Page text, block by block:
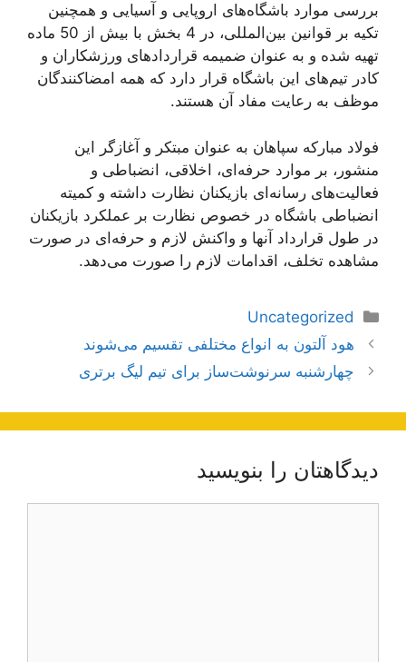
بررسی موارد باشگاه‌های اروپایی و آسیایی و همچنین
تکیه بر قوانین بین‌المللی، در 4 بخش با بیش از 50 ماده
تهیه شده و به عنوان ضمیمه قراردادهای ورزشکاران و
کادر تیم‌های این باشگاه قرار دارد که همه امضاکنندگان
موظف به رعایت مفاد آن هستند.
فولاد مبارکه سپاهان به عنوان مبتکر و آغازگر این
منشور، بر موارد حرفه‌ای، اخلاقی، انضباطی و
فعالیت‌های رسانه‌ای بازیکنان نظارت داشته و کمیته
انضباطی باشگاه در خصوص نظارت بر عملکرد بازیکنان
در طول قرارداد آنها و واکنش لازم و حرفه‌ای در صورت
مشاهده تخلف، اقدامات لازم را صورت می‌دهد.
دسته‌ها
Uncategorized
ناوبری
نوشته‌ها
هود آلتون به انواع مختلفی تقسیم می‌شوند
چهارشنبه سرنوشت‌ساز برای تیم لیگ برتری
دیدگاهتان را بنویسید